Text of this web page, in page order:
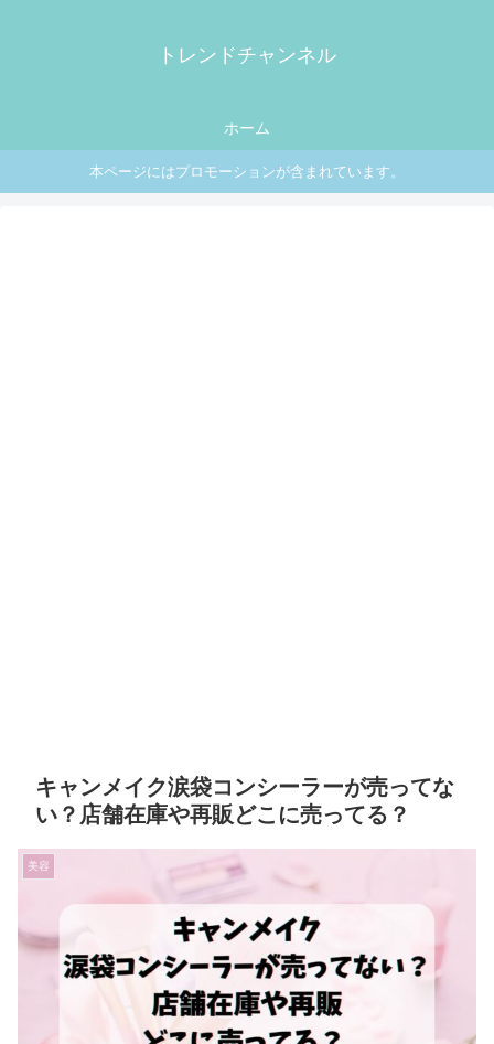
トレンドチャンネル
ホーム
本ページにはプロモーションが含まれています。
キャンメイク涙袋コンシーラーが売ってな
い？店舗在庫や再販どこに売ってる？
美容